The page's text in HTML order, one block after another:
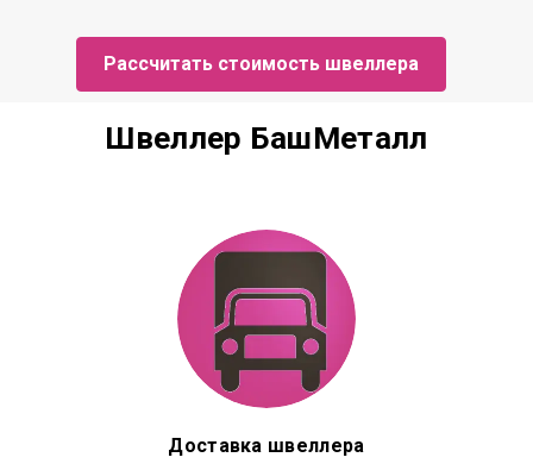
Рассчитать стоимость швеллера
Швеллер БашМеталл
Доставка швеллера